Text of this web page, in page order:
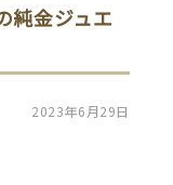
純金ジュエ
2023年6月29日